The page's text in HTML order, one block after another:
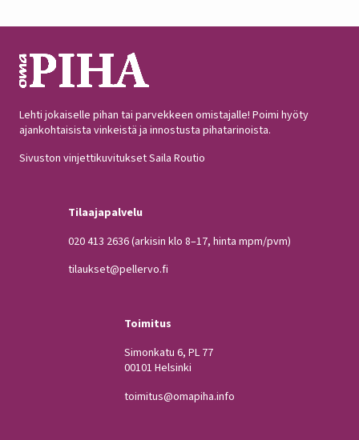
Lehti jokaiselle pihan tai parvekkeen omistajalle! Poimi hyöty
ajankohtaisista vinkeistä ja innostusta pihatarinoista.
Sivuston vinjettikuvitukset Saila Routio
Tilaajapalvelu
020 413 2636(arkisin klo 8–17, hinta mpm/pvm)
tilaukset@pellervo.fi
Toimitus
Simonkatu 6, PL 77
00101 Helsinki
toimitus@omapiha.info